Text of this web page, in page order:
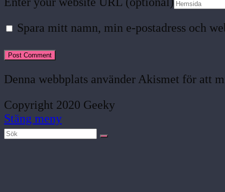
Spara mitt namn, min e-postadress och
Denna webbplats använder Akismet för att
Copyright 2020 Geeky
Stäng meny